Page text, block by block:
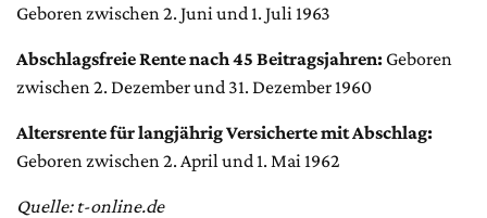
Geboren zwischen 2. Juni und 1. Juli 1963
Abschlagsfreie Rente nach 45 Beitragsjahren: Geboren
zwischen 2. Dezember und 31. Dezember 1960
Altersrente für langjährig Versicherte mit Abschlag:
Geboren zwischen 2. April und 1. Mai 1962
Quelle: t-online.de